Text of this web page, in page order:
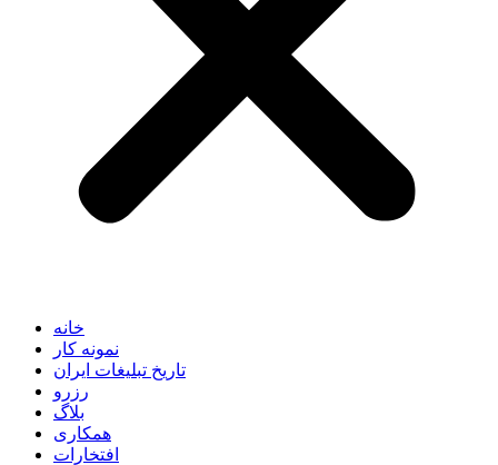
خانه
نمونه کار
تاریخ تبلیغات ایران
رزرو
بلاگ
همکاری
افتخارات